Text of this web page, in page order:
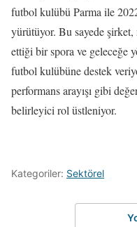
futbol kulübü Parma ile
yürütüyor. Bu sayede
ettiği bir spora ve geleceğe
futbol kulübüne destek
performans arayışı gibi
belirleyici rol üstleniyor.
Kategoriler: Sektörel